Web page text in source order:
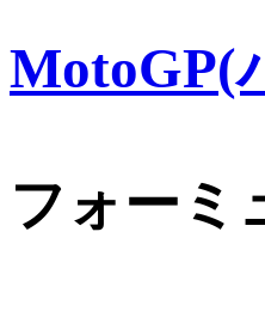
MotoGP(
フォーミ